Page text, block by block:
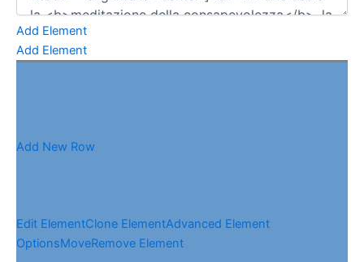
Add Element
Add Element
Add New Row
Edit ElementClone ElementAdvanced Element
OptionsMoveRemove Element